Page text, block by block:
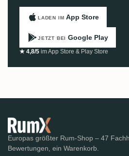
LADEN IM App Store
JETZT BEI Google Play
★ 4,8/5 im App Store & Play Store
Europas größter Rum-Shop – 47
Bewertungen, ein Warenkorb.